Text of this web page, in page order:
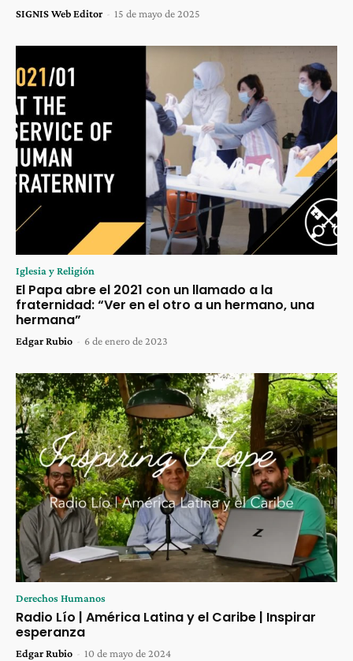
SIGNIS Web Editor - 15 de mayo de 2025
Iglesia y Religión
El Papa abre el 2021 con un llamado a la
fraternidad: “Ver en el otro a un hermano, una
hermana”
Edgar Rubio - 6 de enero de 2023
Derechos Humanos
Radio Lío | América Latina y el Caribe | Inspirar
esperanza
Edgar Rubio - 10 de mayo de 2024